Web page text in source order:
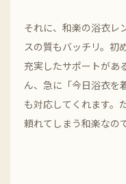
それに、和楽の浴衣レ
スの質もバッチリ。初
充実したサポートがあ
ん、急に「今日浴衣を
も対応してくれます。
頼れてしまう和楽なの